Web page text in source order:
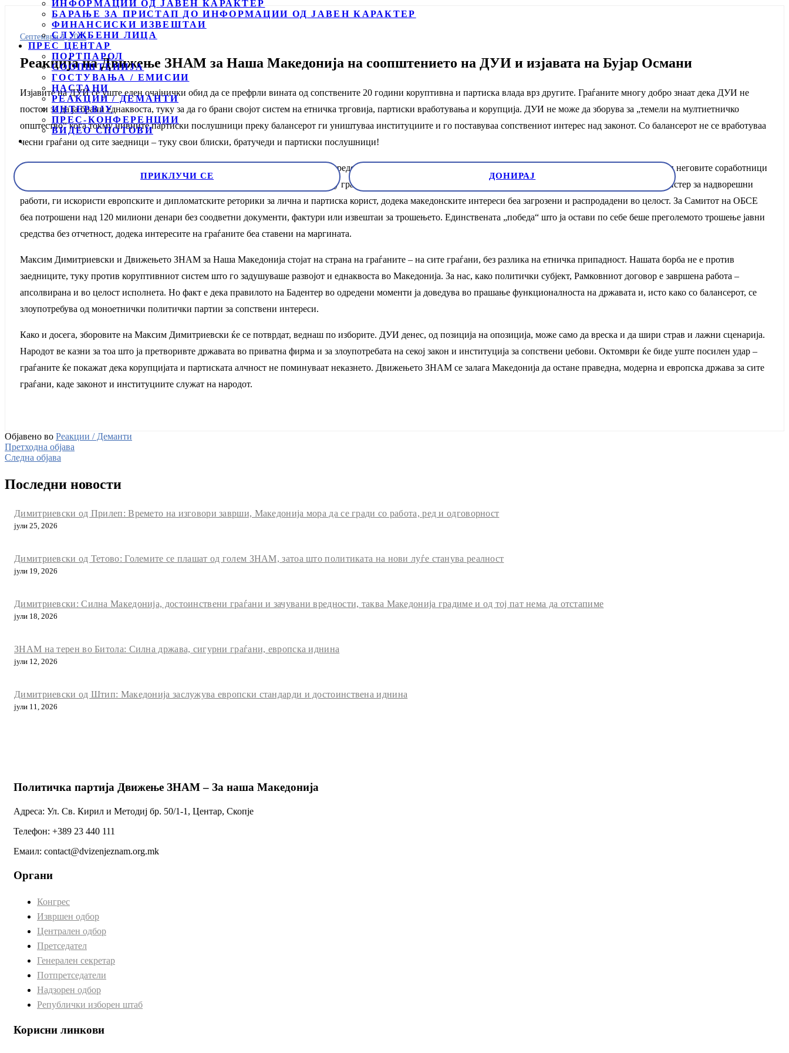
ИНФОРМАЦИИ ОД ЈАВЕН КАРАКТЕР
БАРАЊЕ ЗА ПРИСТАП ДО ИНФОРМАЦИИ ОД ЈАВЕН КАРАКТЕР
ФИНАНСИСКИ ИЗВЕШТАИ
СЛУЖБЕНИ ЛИЦА
ПРЕС ЦЕНТАР
ПОРТПАРОЛ
СООПШТЕНИЈА
ГОСТУВАЊА / ЕМИСИИ
НАСТАНИ
РЕАКЦИИ / ДЕМАНТИ
ИНТЕРВЈУ
ПРЕС-КОНФЕРЕНЦИИ
ВИДЕО СПОТОВИ
ПРИКЛУЧИ СЕ ДОНИРАЈ
Септември 1, 2025
Реакција на Движење ЗНАМ за Наша Македонија на соопштението на ДУИ и изјавата на Бујар Османи
Изјавите на ДУИ се уште еден очајнички обид да се префрли вината од сопствените 20 години коруптивна и партиска влада врз другите. Граѓаните многу добро знаат дека ДУИ не
постои за да ја брани еднаквоста, туку за да го брани својот систем на етничка трговија, партиски вработувања и корупција. ДУИ не може да зборува за „темели на мултиетничко
општество“ кога токму нивните партиски послушници преку балансерот ги уништуваа институциите и го поставуваа сопствениот интерес над законот. Со балансерот не се вработуваа
чесни граѓани од сите заедници – туку свои блиски, братучеди и партиски послушници!
На тој начин, се создаде паралелна држава во која членската книшка на ДУИ вредеше повеќе од диплома, знаење или труд. Народот памети и дека Артан Груби и неговите соработници
ја претворија државата во личен бизнис клуб и создадоа длабоки поделби меѓу граѓаните. Бујар Османи, човекот кој е симбол на лицемерие, од позиција на министер за надворешни
работи, ги искористи европските и дипломатските реторики за лична и партиска корист, додека македонските интереси беа загрозени и распродадени во целост. За Самитот на ОБСЕ
беа потрошени над 120 милиони денари без соодветни документи, фактури или извештаи за трошењето. Единствената „победа“ што ја остави по себе беше преголемото трошење јавни
средства без отчетност, додека интересите на граѓаните беа ставени на маргината.
Максим Димитриевски и Движењето ЗНАМ за Наша Македонија стојат на страна на граѓаните – на сите граѓани, без разлика на етничка припадност. Нашата борба не е против
заедниците, туку против коруптивниот систем што го задушуваше развојот и еднаквоста во Македонија. За нас, како политички субјект, Рамковниот договор е завршена работа –
апсолвирана и во целост исполнета. Но факт е дека правилото на Бадентер во одредени моменти ја доведува во прашање функционалноста на државата и, исто како со балансерот, се
злоупотребува од моноетнички политички партии за сопствени интереси.
Како и досега, зборовите на Максим Димитриевски ќе се потврдат, веднаш по изборите. ДУИ денес, од позиција на опозиција, може само да вреска и да шири страв и лажни сценарија.
Народот ве казни за тоа што ја претворивте државата во приватна фирма и за злоупотребата на секој закон и институција за сопствени џебови. Октомври ќе биде уште посилен удар –
граѓаните ќе покажат дека корупцијата и партиската алчност не поминуваат неказнето. Движењето ЗНАМ се залага Македонија да остане праведна, модерна и европска држава за сите
граѓани, каде законот и институциите служат на народот.
Објавено во Реакции / Деманти
Претходна објава
Следна објава
Последни новости
Димитриевски од Прилеп: Времето на изговори заврши, Македонија мора да се гради со работа, ред и одговорност
јули 25, 2026
Димитриевски од Тетово: Големите се плашат од голем ЗНАМ, затоа што политиката на нови луѓе станува реалност
јули 19, 2026
Димитриевски: Силна Македонија, достоинствени граѓани и зачувани вредности, таква Македонија градиме и од тој пат нема да отстапиме
јули 18, 2026
ЗНАМ на терен во Битола: Силна држава, сигурни граѓани, европска иднина
јули 12, 2026
Димитриевски од Штип: Македонија заслужува европски стандарди и достоинствена иднина
јули 11, 2026
Политичка партија Движење ЗНАМ – За наша Македонија
Адреса: Ул. Св. Кирил и Методиј бр. 50/1-1, Центар, Скопје
Телефон: +389 23 440 111
Емаил: contact@dvizenjeznam.org.mk
Органи
Конгрес
Извршен одбор
Централен одбор
Претседател
Генерален секретар
Потпретседатели
Надзорен одбор
Републички изборен штаб
Корисни линкови